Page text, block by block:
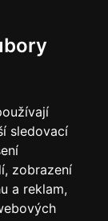
sledovací
zobrazení
a reklam,